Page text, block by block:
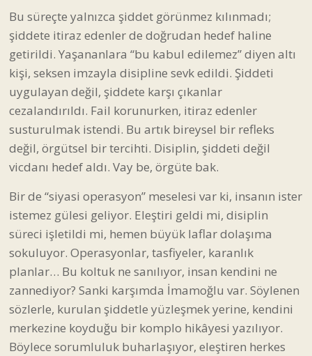
Bu süreçte yalnızca şiddet görünmez kılınmadı;
şiddete itiraz edenler de doğrudan hedef haline
getirildi. Yaşananlara “bu kabul edilemez” diyen altı
kişi, seksen imzayla disipline sevk edildi. Şiddeti
uygulayan değil, şiddete karşı çıkanlar
cezalandırıldı. Fail korunurken, itiraz edenler
susturulmak istendi. Bu artık bireysel bir refleks
değil, örgütsel bir tercihti. Disiplin, şiddeti değil
vicdanı hedef aldı. Vay be, örgüte bak.
Bir de “siyasi operasyon” meselesi var ki, insanın ister
istemez gülesi geliyor. Eleştiri geldi mi, disiplin
süreci işletildi mi, hemen büyük laflar dolaşıma
sokuluyor. Operasyonlar, tasfiyeler, karanlık
planlar… Bu koltuk ne sanılıyor, insan kendini ne
zannediyor? Sanki karşımda İmamoğlu var. Söylenen
sözlerle, kurulan şiddetle yüzleşmek yerine, kendini
merkezine koyduğu bir komplo hikâyesi yazılıyor.
Böylece sorumluluk buharlaşıyor, eleştiren herkes